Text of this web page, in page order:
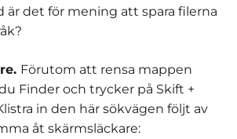
är det för mening att spara filerna
Förutom att rensa mappen
Finder och trycker på Skift +
in den här sökvägen följt av
åt skärmsläckare: